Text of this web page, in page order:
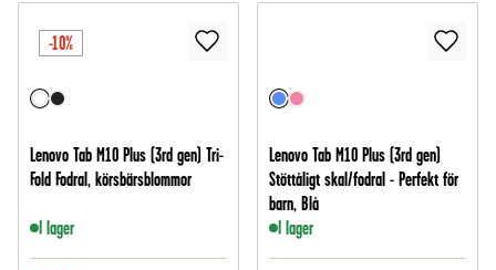
-10%
Lenovo Tab M10 Plus (3rd gen) Tri-
Fold Fodral, körsbärsblommor
I lager
Lenovo Tab M10 Plus (3rd gen)
Stöttåligt skal/fodral - Perfekt för
barn, Blå
I lager